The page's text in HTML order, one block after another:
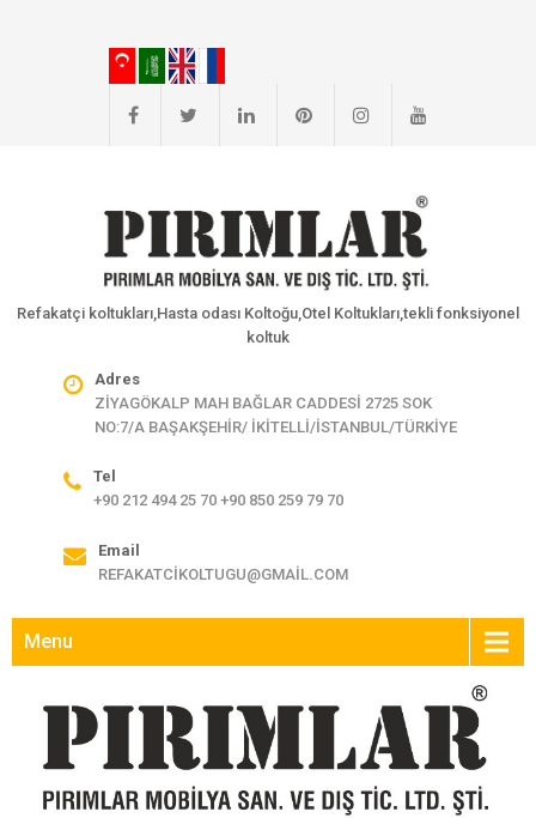
Refakatçi koltukları,Hasta odası Koltoğu,Otel Koltukları,tekli fonksiyonel
koltuk
Adres
ZİYAGÖKALP MAH BAĞLAR CADDESİ 2725 SOK
NO:7/A BAŞAKŞEHİR/ İKİTELLİ/İSTANBUL/TÜRKİYE
Tel
+90 212 494 25 70 +90 850 259 79 70
Email
REFAKATCIKOLTUGU@GMAIL.COM
Menu